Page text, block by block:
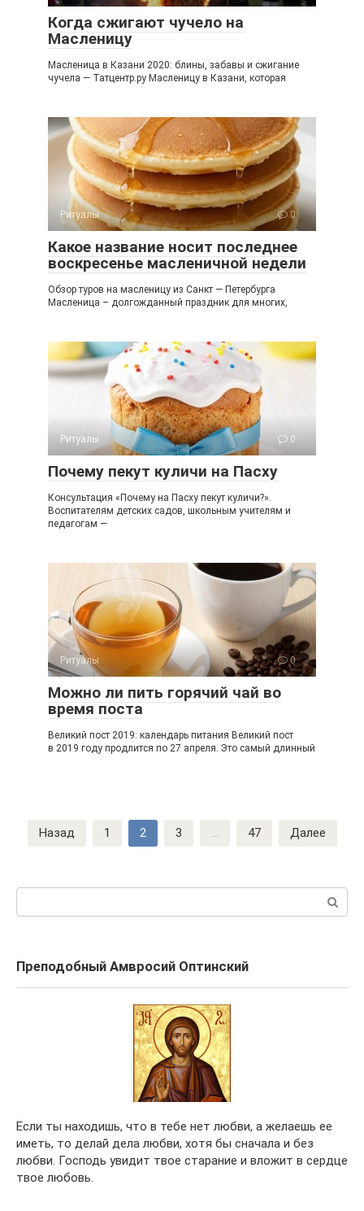
Когда сжигают чучело на
Масленицу
Масленица в Казани 2020: блины, забавы и сжигание
чучела — Татцентр.ру Масленицу в Казани, которая
Ритуалы 0
Какое название носит последнее
воскресенье масленичной недели
Обзор туров на масленицу из Санкт — Петербурга
Масленица – долгожданный праздник для многих,
Ритуалы 0
Почему пекут куличи на Пасху
Консультация «Почему на Пасху пекут куличи?».
Воспитателям детских садов, школьным учителям и
педагогам —
Ритуалы 0
Можно ли пить горячий чай во
время поста
Великий пост 2019: календарь питания Великий пост
в 2019 году продлится по 27 апреля. Это самый длинный
Навигация
по
Назад 1 2 3 ... 47 Далее
Преподобный Амвросий Оптинский
Если ты находишь, что в тебе нет любви, а желаешь ее
иметь, то делай дела любви, хотя бы сначала и без
любви. Господь увидит твое старание и вложит в сердце
твое любовь.